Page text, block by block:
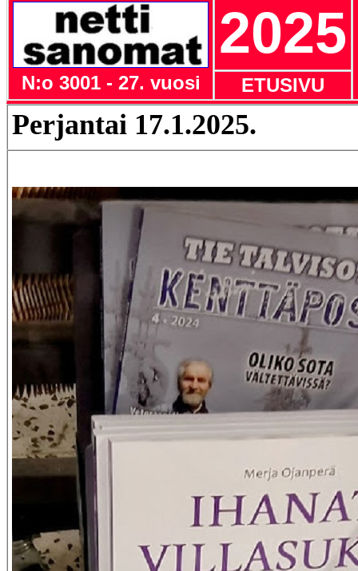
N:o 3001 - 27. vuosi
2025
ETUSIVU
Perjantai 17.1.2025.